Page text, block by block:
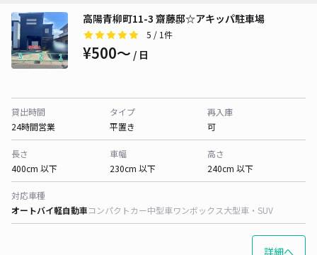
高陽青柳町11-3 齋藤邸☆アキッパ駐車場
5 / 1件
¥500〜 / 日
貸出時間
24時間営業
タイプ
平置き
再入庫
可
長さ
400cm 以下
車幅
230cm 以下
高さ
240cm 以下
対応車種
オートバイ軽自動車コンパクトカー中型車ワンボックス大型車・SUV
詳細へ